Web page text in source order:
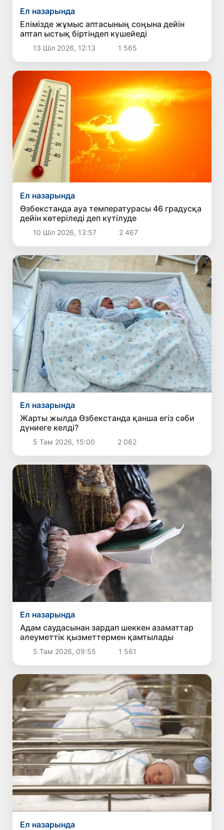
Ел назарында
Елімізде жұмыс аптасының соңына дейін
аптап ыстық біртіндеп күшейеді
13 Шіл 2026, 12:13 1 565
Ел назарында
Өзбекстанда ауа температурасы 46 градусқа
дейін көтеріледі деп күтілуде
10 Шіл 2026, 13:57 2 467
Ел назарында
Жарты жылда Өзбекстанда қанша егіз сәби
дүниеге келді?
5 Там 2026, 15:00 2 062
Ел назарында
Адам саудасынан зардап шеккен азаматтар
әлеуметтік қызметтермен қамтылады
5 Там 2026, 09:55 1 561
Ел назарында